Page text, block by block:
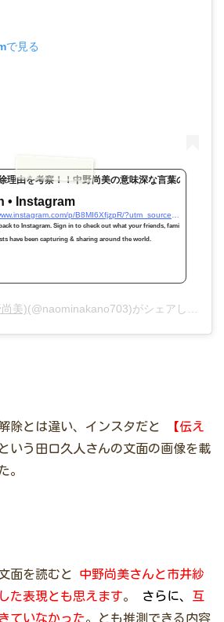
で見る
• Instagram
to Instagram. Sign in to check out what your friends, fami
have been capturing & sharing around the world.
美)(@naominakano703)がシェアした投稿 –
除とは違い、インスタだと
【伝え
という田口久人さんの文面の画像を載
。
面を読むと
中野尚美さんと市井紗
た表現とも思えます。 さらに、
互
ていなかった。とも推測できる内容